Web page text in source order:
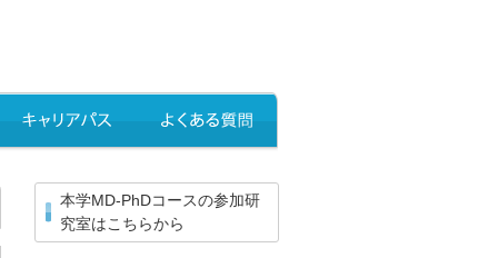
本学MD-PhDコースの参加研
究室はこちらから